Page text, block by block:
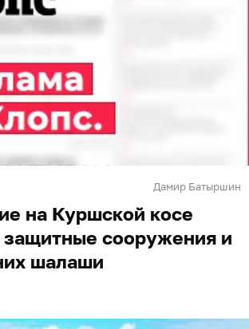
Дамир Батыршин
на Куршской косе
защитные сооружения и
шалаши